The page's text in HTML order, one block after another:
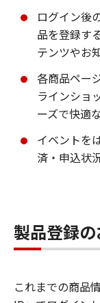
ログイン後
品を登録す
テンツやお
各商品ペー
ラインショ
ーズで快適
イベントを
済・申込状
製品登録
これまでの商品